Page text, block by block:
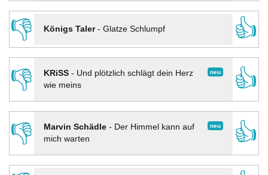
👎
Königs Taler- Glatze Schlumpf
👍
👎
neu
KRiSS- Und plötzlich schlägt dein Herz
wie meins
👍
👎 neu
Marvin Schädle- Der Himmel kann auf
mich warten
👍